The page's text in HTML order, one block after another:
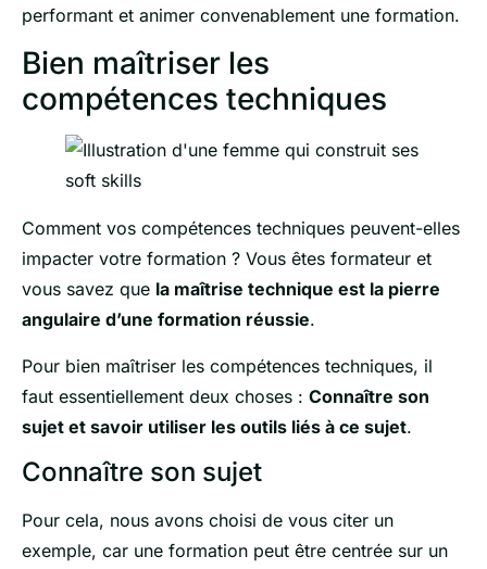
performant et animer convenablement une formation.
Bien maîtriser les
compétences techniques
Comment vos compétences techniques peuvent-elles
impacter votre formation ? Vous êtes formateur et
vous savez que la maîtrise technique est la pierre
angulaire d’une formation réussie.
Pour bien maîtriser les compétences techniques, il
faut essentiellement deux choses : Connaître son
sujet et savoir utiliser les outils liés à ce sujet.
Connaître son sujet
Pour cela, nous avons choisi de vous citer un
exemple, car une formation peut être centrée sur un